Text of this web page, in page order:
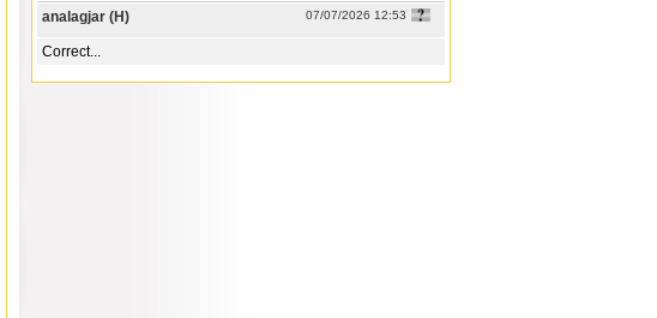
analagjar (H) 07/07/2026 12:53
Correct...